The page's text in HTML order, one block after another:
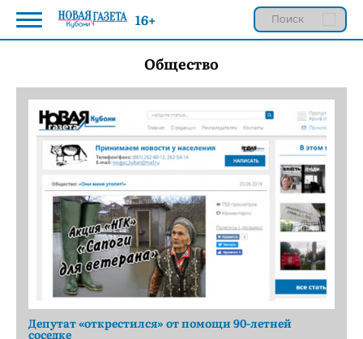
Общество
Депутат «открестился» от помощи 90-летней
соседке
16+